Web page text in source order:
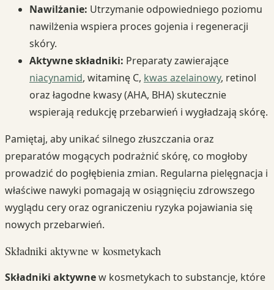
Nawilżanie: Utrzymanie odpowiedniego poziomu
nawilżenia wspiera proces gojenia i regeneracji
skóry.
Aktywne składniki: Preparaty zawierające
niacynamid, witaminę C, kwas azelainowy, retinol
oraz łagodne kwasy (AHA, BHA) skutecznie
wspierają redukcję przebarwień i wygładzają skórę.
Pamiętaj, aby unikać silnego złuszczania oraz
preparatów mogących podrażnić skórę, co mogłoby
prowadzić do pogłębienia zmian. Regularna pielęgnacja i
właściwe nawyki pomagają w osiągnięciu zdrowszego
wyglądu cery oraz ograniczeniu ryzyka pojawiania się
nowych przebarwień.
Składniki aktywne w kosmetykach
Składniki aktywnew kosmetykach to substancje, które